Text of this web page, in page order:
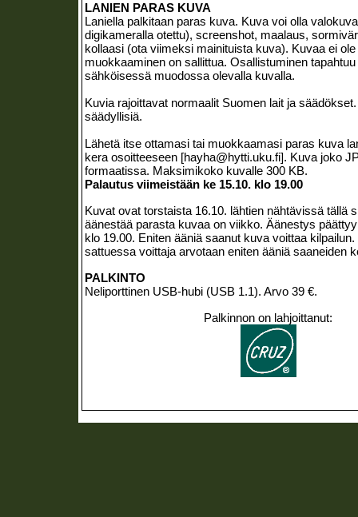
LANIEN PARAS KUVA
Laniella palkitaan paras kuva. Kuva voi olla
digikameralla otettu), screenshot, maalaus,
kollaasi (ota viimeksi mainituista kuva). Kuvaa ei
muokkaaminen on sallittua. Osallistuminen
sähköisessä muodossa olevalla kuvalla.
Kuvia rajoittavat normaalit Suomen lait ja
säädyllisiä.
Lähetä itse ottamasi tai muokkaamasi paras kuva
kera osoitteeseen [hayha@hytti.uku.fi]. Kuva joko
formaatissa. Maksimikoko kuvalle 300 KB.
Palautus viimeistään ke 15.10. klo 19.00
Kuvat ovat torstaista 16.10. lähtien nähtävissä tällä
äänestää parasta kuvaa on viikko. Äänestys
klo 19.00. Eniten ääniä saanut kuva voittaa kilpailun.
sattuessa voittaja arvotaan eniten ääniä saaneiden
PALKINTO
Neliporttinen USB-hubi (USB 1.1). Arvo 39 €.
Palkinnon on lahjoittanut: